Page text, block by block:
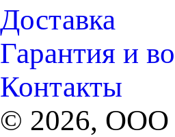
Доставка
Гарантия и
Контакты
© 2026, ООО